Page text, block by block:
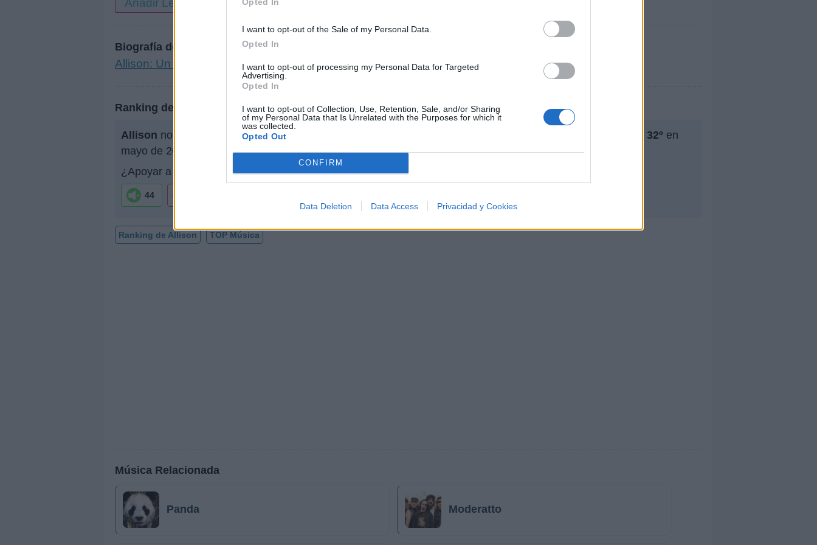
I want to opt-out of the Sale of my Personal Data.
Opted In
I want to opt-out of processing my Personal Data for Targeted
Advertising.
Opted In
I want to opt-out of Collection, Use, Retention, Sale, and/or Sharing
of my Personal Data that Is Unrelated with the Purposes for which it
was collected.
Opted Out
CONFIRM
Data Deletion Data Access Privacidad y Cookies
Biografía de Allison
Allison: Un Viaje Musical con Pasión y Energía
Ranking de Allison
Allison no está entre los 500 artistas más apoyados y visitados de esta semana, su mejor puesto ha sido el 32º en
mayo de 2007.
¿Apoyar a Allison?
44
Ranking de Allison TOP Música
Música Relacionada
Panda Moderatto